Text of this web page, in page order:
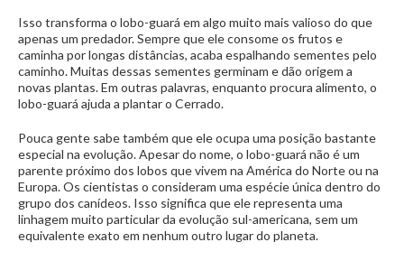
Isso transforma o lobo-guará em algo muito mais valioso do que
apenas um predador. Sempre que ele consome os frutos e
caminha por longas distâncias, acaba espalhando sementes pelo
caminho. Muitas dessas sementes germinam e dão origem a
novas plantas. Em outras palavras, enquanto procura alimento, o
lobo-guará ajuda a plantar o Cerrado.
Pouca gente sabe também que ele ocupa uma posição bastante
especial na evolução. Apesar do nome, o lobo-guará não é um
parente próximo dos lobos que vivem na América do Norte ou na
Europa. Os cientistas o consideram uma espécie única dentro do
grupo dos canídeos. Isso significa que ele representa uma
linhagem muito particular da evolução sul-americana, sem um
equivalente exato em nenhum outro lugar do planeta.